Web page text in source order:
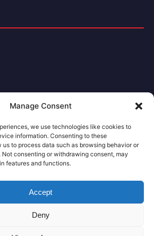
Manage Consent
we use technologies like cookies to
information. Consenting to these
to process data such as browsing behavior or
Not consenting or withdrawing consent, may
features and functions.
Accept
Deny